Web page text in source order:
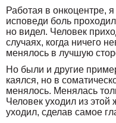
Работая в онкоцентре,
исповеди боль
но видел. Человек
случаях, когда ничего
менялось в лучшую
Но были и другие
каялся, но в
менялось. Менялась
Человек уходил из этой
уходил, сделав самое